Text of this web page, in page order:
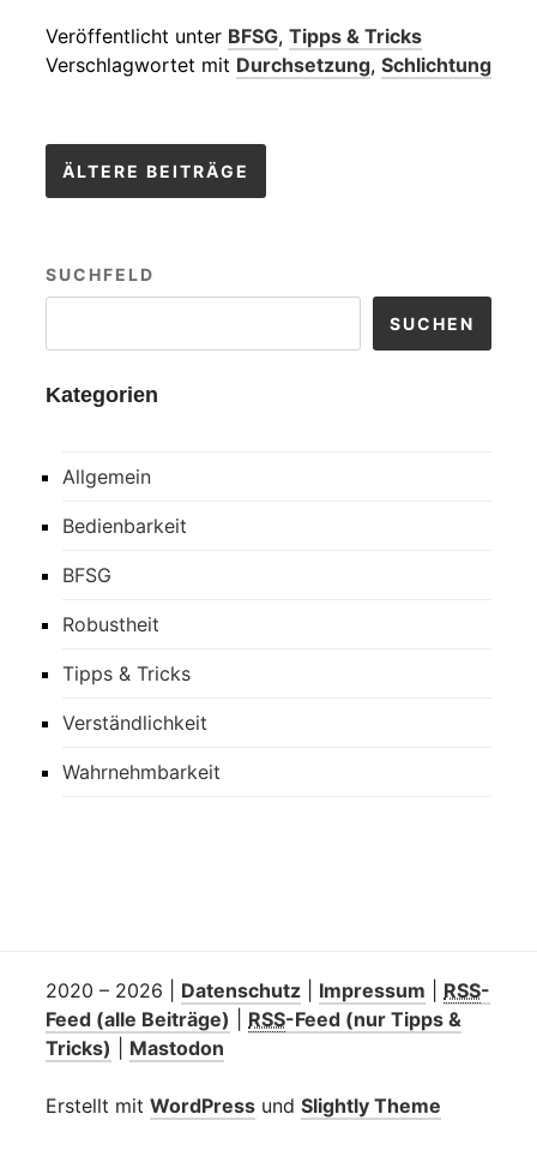
Veröffentlicht unter BFSG, Tipps & Tricks
Verschlagwortet mit Durchsetzung, Schlichtung
Beitragsnavigation
ÄLTERE BEITRÄGE
SUCHFELD
SUCHEN
Kategorien
Allgemein
Bedienbarkeit
BFSG
Robustheit
Tipps & Tricks
Verständlichkeit
Wahrnehmbarkeit
2020 – 2026 Datenschutz Impressum RSS-
Feed (alle Beiträge) RSS-Feed (nur Tipps &
Tricks)
Mastodon
Erstellt mit WordPress und Slightly Theme